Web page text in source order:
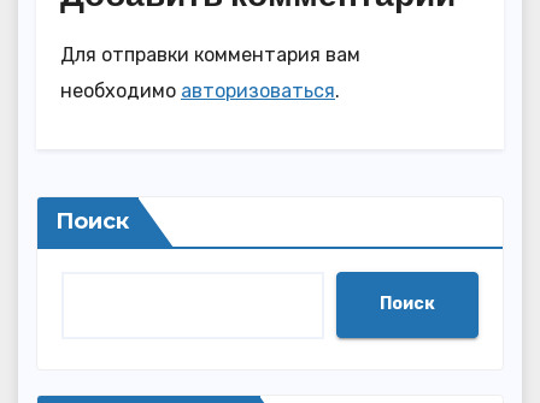
Для отправки комментария вам
необходимо авторизоваться.
Поиск
Поиск